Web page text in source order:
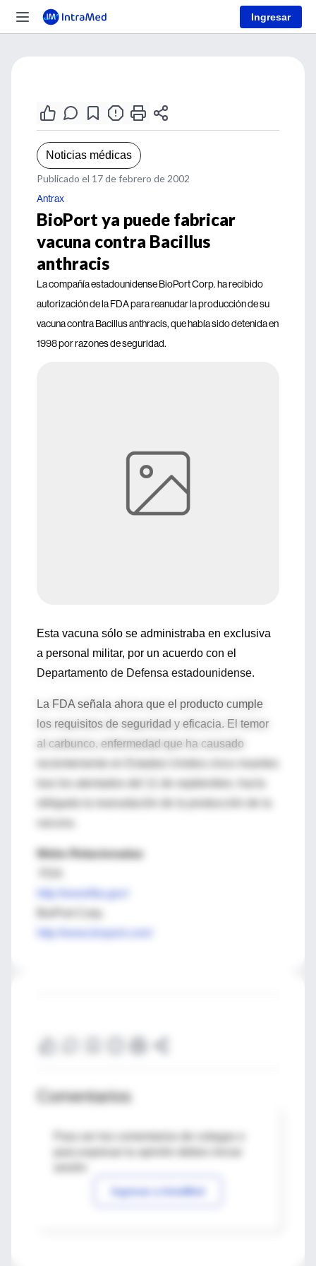
Ingresar
Noticias médicas
Publicado el 17 de febrero de 2002
Antrax
BioPort ya puede fabricar
vacuna contra Bacillus
anthracis
La compañía estadounidense BioPort Corp. ha recibido
autorización de la FDA para reanudar la producción de su
vacuna contra Bacillus anthracis, que había sido detenida en
1998 por razones de seguridad.
Esta vacuna sólo se administraba en exclusiva
a personal militar, por un acuerdo con el
Departamento de Defensa estadounidense.
La FDA señala ahora que el producto cumple
los requisitos de seguridad y eficacia. El temor
al carbunco, enfermedad que ha causado
obligada la reanudación de la producción de la
Webs Relacionadas
http://wwwfda.gov/
Comentarios
Para ver los comentarios de colegas o
Ingresar a IntraMed